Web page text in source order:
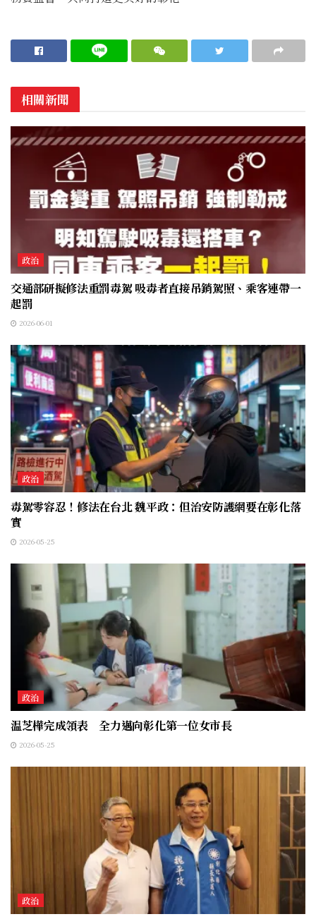
相關新聞
政治
交通部研擬修法重罰毒駕 吸毒者直接吊銷駕照、乘客連帶一
起罰
2026-06-01
政治
毒駕零容忍！修法在台北 魏平政：但治安防護網要在彰化落
實
2026-05-25
政治
温芝樺完成領表 全力邁向彰化第一位女市長
2026-05-25
政治